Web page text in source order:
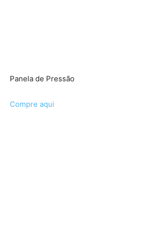
Panela de Pressão
Compre aqui